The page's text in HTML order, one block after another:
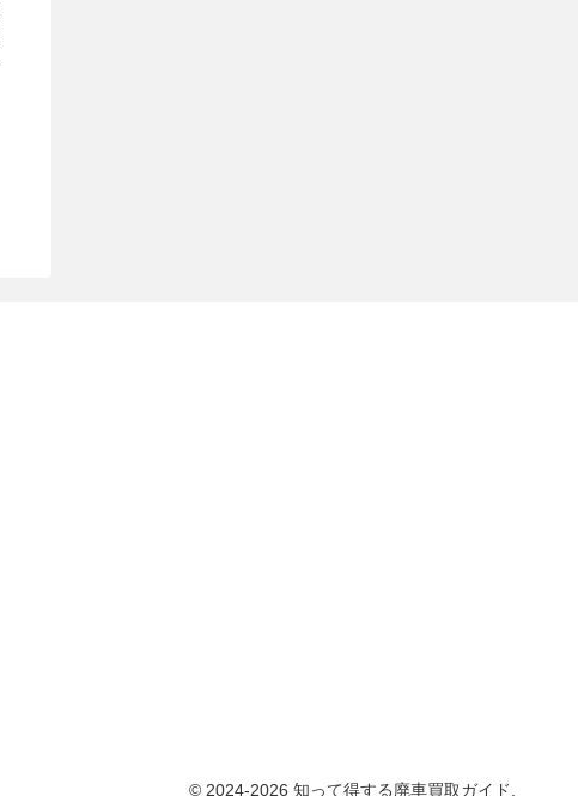
© 2024-2026 知って得する廃車買取ガイド.